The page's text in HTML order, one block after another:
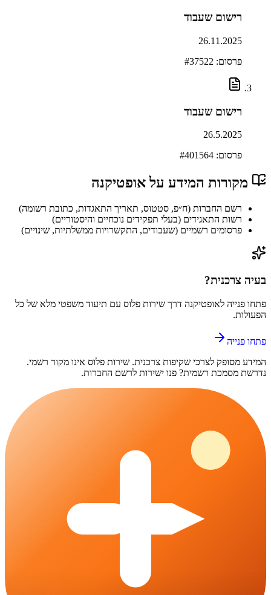
רישום שעבוד
26.11.2025
פרסום: # 37522
רישום שעבוד
26.5.2025
פרסום: # 401564
מקורות המידע על אופטיקנה
רשם החברות (ח״פ, סטטוס, תאריך התאגדות, כתובת רשומה)
רשות התאגידים (בעלי תפקידים נוכחיים והיסטוריים)
פרסומים רשמיים (שעבודים, התקשרויות ממשלתיות, שינויים)
בעיה צרכנית?
פתחו פנייה לאופטיקנה דרך שירות פלוס עם תיעוד משפטי מלא של כל
הפעולות.
פתחו פנייה
המידע מסופק לצרכי שקיפות צרכנית. שירות פלוס אינו מקור רשמי.
נדרשת מסמכת רשמית? פנו ישירות לרשם החברות.